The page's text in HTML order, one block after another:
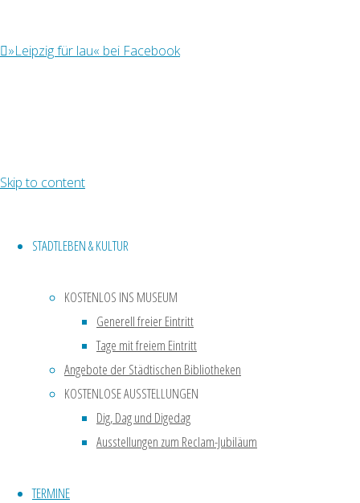
»Leipzig für lau« bei Facebook
Skip to content
STADTLEBEN & KULTUR
KOSTENLOS INS MUSEUM
Generell freier Eintritt
Tage mit freiem Eintritt
Angebote der Städtischen Bibliotheken
KOSTENLOSE AUSSTELLUNGEN
Dig, Dag und Digedag
Ausstellungen zum Reclam-Jubiläum
TERMINE
Ausflugsziel
Blick auf die
Stadt
ermöglichen.
Sie eignen sich
prima als
Ausflugsziele,
egal ob …